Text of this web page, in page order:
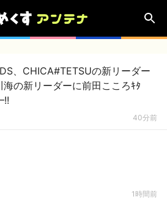
、CHICA#TETSUの新リーダー
の新リーダーに前田こころｷﾀ
40分前
1時間前